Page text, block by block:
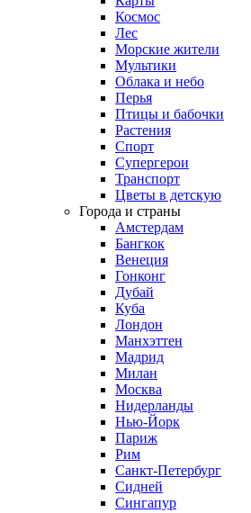
Космос
Лес
Морские жители
Мультики
Облака и небо
Перья
Птицы и бабочки
Растения
Спорт
Супергерои
Транспорт
Цветы в детскую
Города и страны
Амстердам
Бангкок
Венеция
Гонконг
Дубай
Куба
Лондон
Манхэттен
Мадрид
Милан
Москва
Нидерланды
Нью-Йорк
Париж
Рим
Санкт-Петербург
Сидней
Сингапур